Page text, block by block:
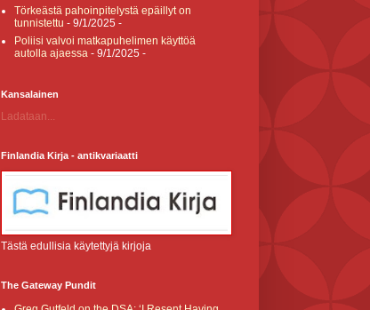
Törkeästä pahoinpitelystä epäillyt on
tunnistettu - 9/1/2025 -
Poliisi valvoi matkapuhelimen käyttöä
autolla ajaessa - 9/1/2025 -
Kansalainen
Ladataan...
Finlandia Kirja - antikvariaatti
Tästä edullisia käytettyjä kirjoja
The Gateway Pundit